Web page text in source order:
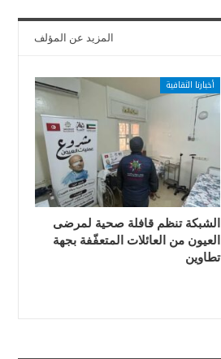
المزيد عن المؤلف
أخبارنا الثقافية
الشبكة تنظم قافلة صحية لمرضى
العيون من العائلات المتعفّفة بجهة
تطاوين